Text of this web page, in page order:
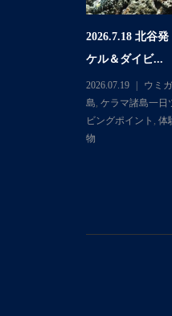
2026.7.18 北谷
ケル＆ダイビ...
2026.07.19 ウミ
島 ケラマ諸島一日
ビングポイント
体
物